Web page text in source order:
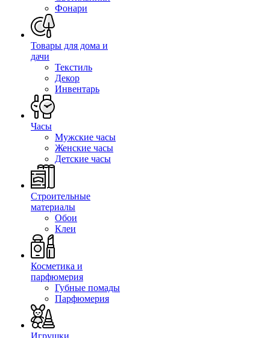
Фонари
Товары для дома и
дачи
Текстиль
Декор
Инвентарь
Часы
Мужские часы
Женские часы
Детские часы
Строительные
материалы
Обои
Клеи
Косметика и
парфюмерия
Губные помады
Парфюмерия
Игрушки